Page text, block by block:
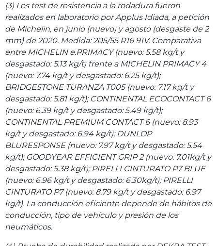
(3) Los test de resistencia a la rodadura fueron
realizados en laboratorio por Applus Idiada, a petición
de Michelin, en junio (nuevo) y agosto (desgaste de 2
mm) de 2020. Medida: 205/55 R16 91V. Comparativa
entre MICHELIN e.PRIMACY (nuevo: 5.58 kg/t y
desgastado: 5.13 kg/t) frente a MICHELIN PRIMACY 4
(nuevo: 7.74 kg/t y desgastado: 6.25 kg/t);
BRIDGESTONE TURANZA T005 (nuevo: 7.17 kg/t y
desgastado: 5.81 kg/t); CONTINENTAL ECOCONTACT 6
(nuevo: 6.39 kg/t y desgastado: 5.49 kg/t);
CONTINENTAL PREMIUM CONTACT 6 (nuevo: 8.93
kg/t y desgastado: 6.94 kg/t); DUNLOP
BLURESPONSE (nuevo: 7.97 kg/t y desgastado: 5.54
kg/t); GOODYEAR EFFICIENT GRIP 2 (nuevo: 7.01kg/t y
desgastado: 5.38 kg/t); PIRELLI CINTURATO P7 BLUE
(nuevo: 6.96 kg/t y desgastado: 6.30kg/t); PIRELLI
CINTURATO P7 (nuevo: 8.79 kg/t y desgastado: 6.97
kg/t). La conducción eficiente depende de hábitos de
conducción, tipo de vehículo y presión de los
neumáticos.